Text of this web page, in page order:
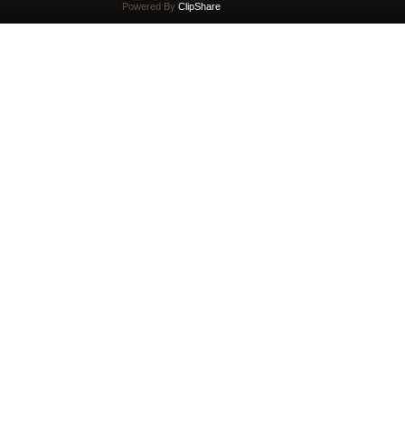
Powered By ClipShare